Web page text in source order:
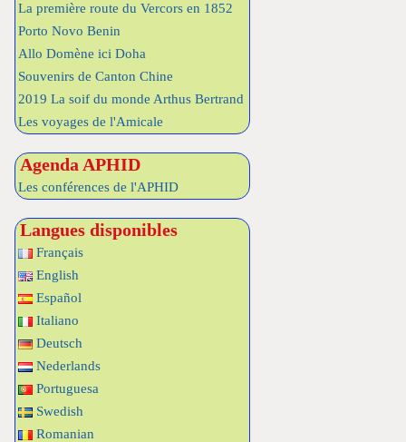
La première route du Vercors en 1852
Porto Novo Benin
Allo Domène ici Doha
Souvenirs de Canton Chine
2019 La soif du monde Arthus Bertrand
Les voyages de l'Amicale
Agenda APHID
Les conférences de l'APHID
Langues disponibles
Français
English
Español
Italiano
Deutsch
Nederlands
Portuguesa
Swedish
Romanian